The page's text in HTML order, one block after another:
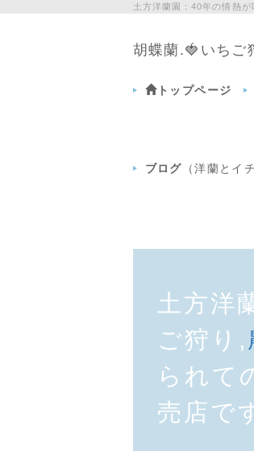
土方洋蘭園：40年の情熱
胡蝶蘭.🍓いちご
トップページ
ブログ （洋蘭とイ
土方洋
ご狩り,
られて
売店で